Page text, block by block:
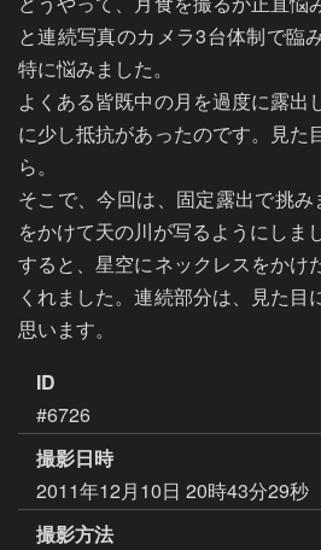
と連続写真のカメラ3台体制で臨
特に悩みました。
よくある皆既中の月を過度に露出
に少し抵抗があったのです。見た
ら。
そこで、今回は、固定露出で挑
をかけて天の川が写るようにしまし
すると、星空にネックレスをかけ
くれました。連続部分は、見た目
思います。
ID
#6726
撮影日時
2011年12月10日 20時43分29秒
撮影方法